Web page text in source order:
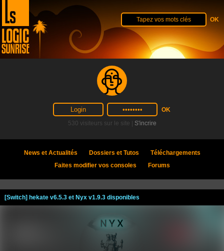
530 visiteurs sur le site | S'incrire
News et Actualités Dossiers et Tutos
Téléchargements
Faites modifier vos consoles
Forums
[Switch] hekate v6.5.3 et Nyx v1.9.3 disponibles